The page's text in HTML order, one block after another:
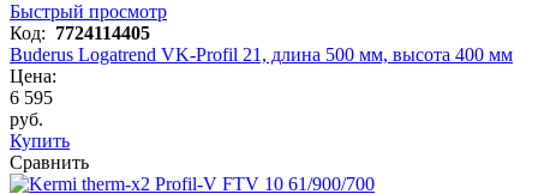
Быстрый просмотр
Код: 7724114405
Buderus Logatrend VK-Profil 21, длина 500 мм, высота 400 мм
Цена:
6 595
руб.
Купить
Сравнить